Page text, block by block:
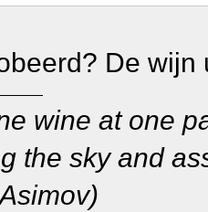
De
wine at one
the sky and